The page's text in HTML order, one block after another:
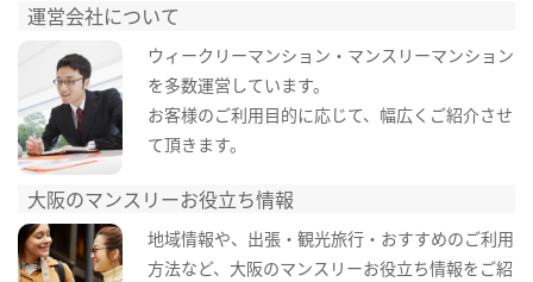
運営会社について
ウィークリーマンション・マンスリーマンション
を多数運営しています。
お客様のご利用目的に応じて、幅広くご紹介させ
て頂きます。
大阪のマンスリーお役立ち情報
地域情報や、出張・観光旅行・おすすめのご利用
方法など、大阪のマンスリーお役立ち情報をご紹